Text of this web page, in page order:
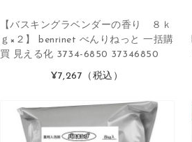
【バスキングラベンダーの香り ８ｋ
ｇ×２】 benrinet べんりねっと 一括購
買 見える化 3734-6850 37346850
¥7,267 （税込）